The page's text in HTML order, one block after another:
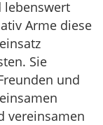
lebenswert
Arme diese
Sie
und
vereinsamen